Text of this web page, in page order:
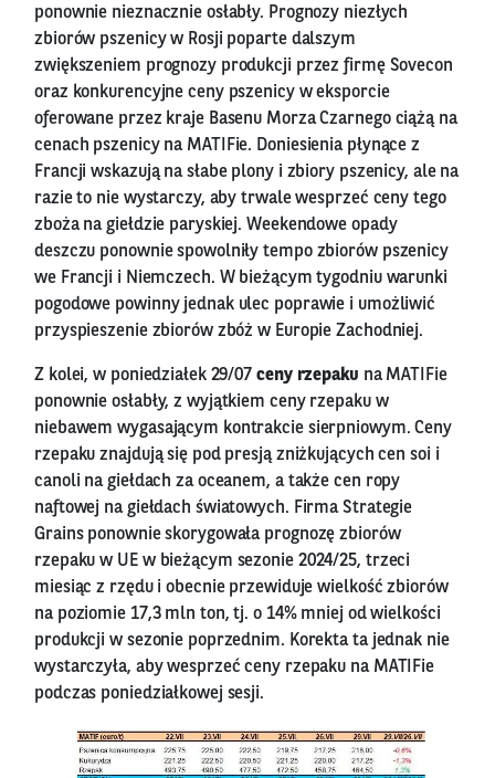
ponownie nieznacznie osłabły. Prognozy niezłych
zbiorów pszenicy w Rosji poparte dalszym
zwiększeniem prognozy produkcji przez firmę Sovecon
oraz konkurencyjne ceny pszenicy w eksporcie
oferowane przez kraje Basenu Morza Czarnego ciążą na
cenach pszenicy na MATIFie. Doniesienia płynące z
Francji wskazują na słabe plony i zbiory pszenicy, ale na
razie to nie wystarczy, aby trwale wesprzeć ceny tego
zboża na giełdzie paryskiej. Weekendowe opady
deszczu ponownie spowolniły tempo zbiorów pszenicy
we Francji i Niemczech. W bieżącym tygodniu warunki
pogodowe powinny jednak ulec poprawie i umożliwić
przyspieszenie zbiorów zbóż w Europie Zachodniej.
Z kolei, w poniedziałek 29/07 ceny rzepaku na MATIFie
ponownie osłabły, z wyjątkiem ceny rzepaku w
niebawem wygasającym kontrakcie sierpniowym. Ceny
rzepaku znajdują się pod presją zniżkujących cen soi i
canoli na giełdach za oceanem, a także cen ropy
naftowej na giełdach światowych. Firma Strategie
Grains ponownie skorygowała prognozę zbiorów
rzepaku w UE w bieżącym sezonie 2024/25, trzeci
miesiąc z rzędu i obecnie przewiduje wielkość zbiorów
na poziomie 17,3 mln ton, tj. o 14% mniej od wielkości
produkcji w sezonie poprzednim. Korekta ta jednak nie
wystarczyła, aby wesprzeć ceny rzepaku na MATIFie
podczas poniedziałkowej sesji.